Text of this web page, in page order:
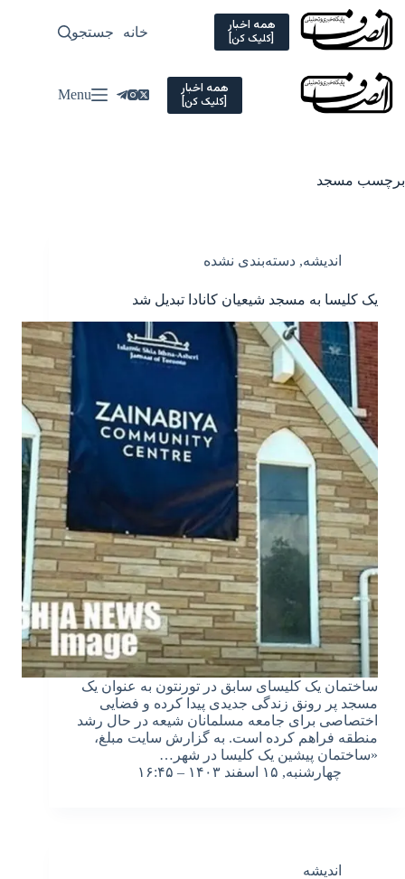
Skip
content
همه اخبار
[کلیک کن] خانه سیاسی
جستجو
همه اخبار
[کلیک کن] Menu
برچسب مسجد
اندیشه, دسته‌بندی نشده
یک کلیسا به مسجد شیعیان کانادا تبدیل شد
ساختمان یک کلیسای سابق در تورنتون به عنوان یک
مسجد پر رونق زندگی جدیدی پیدا کرده و فضایی
اختصاصی برای جامعه مسلمانان شیعه در حال رشد
منطقه فراهم کرده است. به گزارش سایت مبلغ،
«ساختمان پیشین یک کلیسا در شهر…
چهارشنبه, ۱۵ اسفند ۱۴۰۳ – ۱۶:۴۵
اندیشه